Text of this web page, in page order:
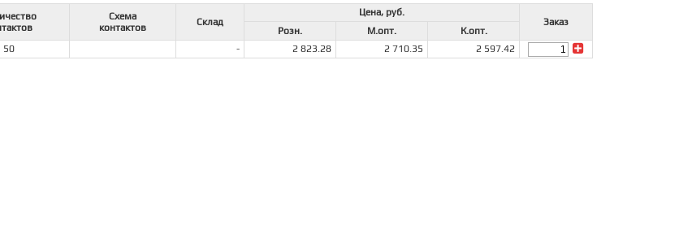
Схема
контактов
Склад
Цена, руб.
Заказ
Розн. М.опт.
К.опт.
50 - 2 823.28 2 710.35 2 597.42